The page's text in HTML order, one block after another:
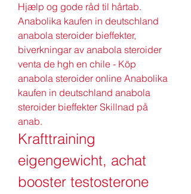
Hjælp og gode råd til hårtab.
Anabolika kaufen in deutschland
anabola steroider bieffekter,
biverkningar av anabola steroider
venta de hgh en chile - Köp
anabola steroider online Anabolika
kaufen in deutschland anabola
steroider bieffekter Skillnad på
anab.
Krafttraining
eigengewicht, achat
booster testosterone